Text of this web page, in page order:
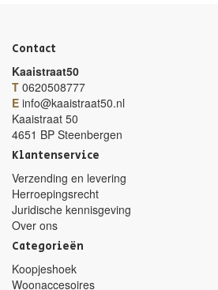
Contact
Kaaistraat50
T 0620508777
E info@kaaistraat50.nl
Kaaistraat 50
4651 BP Steenbergen
Klantenservice
Verzending en levering
Herroepingsrecht
Juridische kennisgeving
Over ons
Categorieën
Koopjeshoek
Woonaccesoires